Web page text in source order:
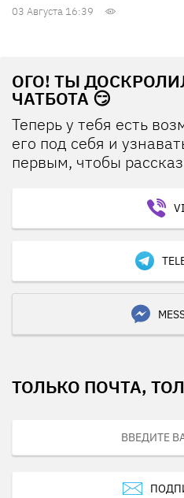
03 Августа 16:39
ОГО! ТЫ
ЧАТБОТА 😏
Теперь у тебя есть
его под себя и
первым, чтобы
ТОЛЬКО ПОЧТА,